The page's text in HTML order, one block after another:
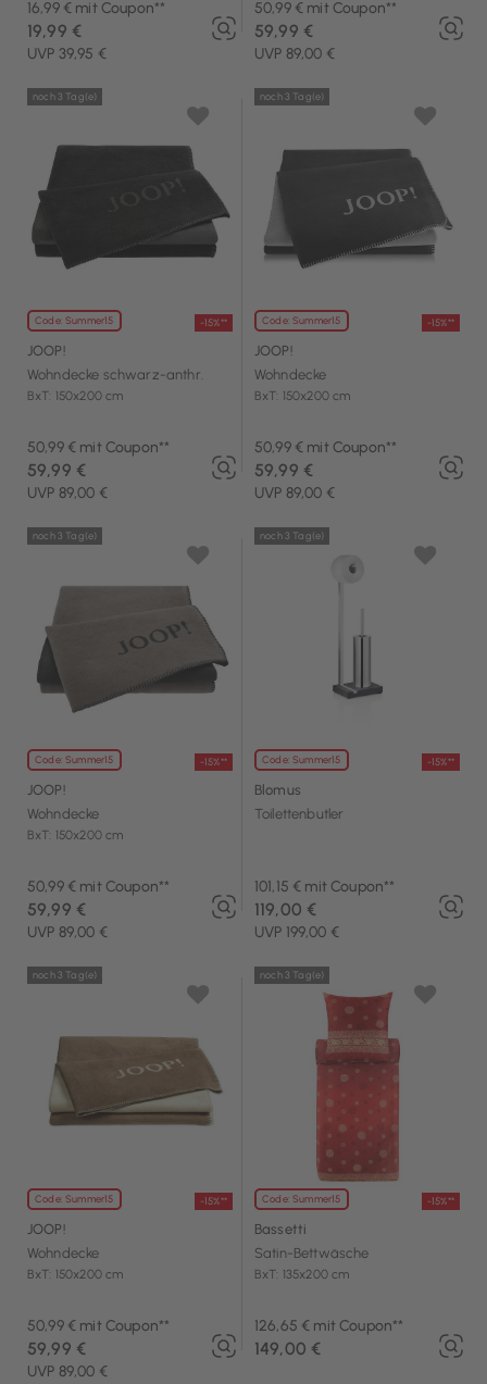
16,99 € mit Coupon**
UVP 39,95 €
19,99 €
50,99 € mit Coupon**
UVP 89,00 €
59,99 €
Code: Summer15 -15%**
noch 3 Tag(e)
JOOP!
Wohndecke schwarz-anthr.
BxT: 150x200 cm
50,99 € mit Coupon**
UVP 89,00 €
59,99 €
Code: Summer15 -15%**
noch 3 Tag(e)
JOOP!
Wohndecke
BxT: 150x200 cm
50,99 € mit Coupon**
UVP 89,00 €
59,99 €
Code: Summer15 -15%**
noch 3 Tag(e)
JOOP!
Wohndecke
BxT: 150x200 cm
50,99 € mit Coupon**
UVP 89,00 €
59,99 €
Code: Summer15 -15%**
noch 3 Tag(e)
Blomus
Toilettenbutler
101,15 € mit Coupon**
UVP 199,00 €
119,00 €
Code: Summer15 -15%**
noch 3 Tag(e)
JOOP!
Wohndecke
BxT: 150x200 cm
50,99 € mit Coupon**
UVP 89,00 €
59,99 €
Code: Summer15 -15%**
noch 3 Tag(e)
Bassetti
Satin-Bettwäsche
BxT: 135x200 cm
126,65 € mit Coupon**
149,00 €